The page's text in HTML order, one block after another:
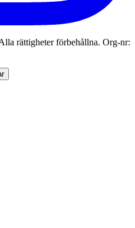
rättigheter förbehållna. Org-nr: